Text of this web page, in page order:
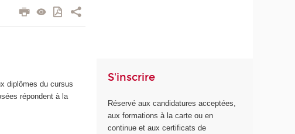
diplômes du cursus
répondent à la
S'inscrire
Réservé aux candidatures acceptées,
aux formations à la carte ou en
continue et aux certificats de